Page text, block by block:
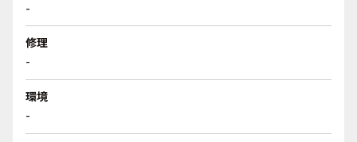
-
修理
-
環境
-